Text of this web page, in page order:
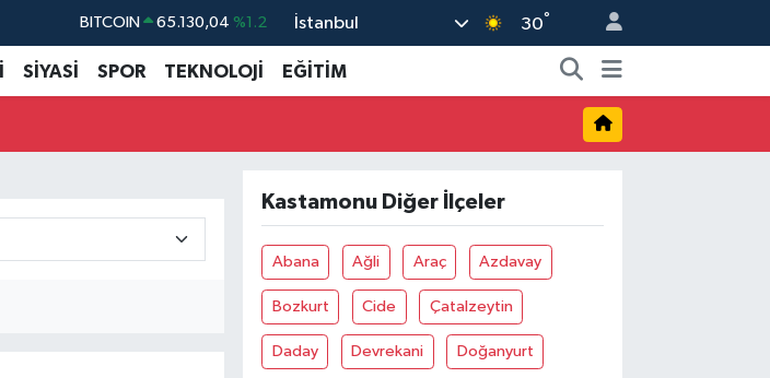
BITCOIN 65.130,04 %1.2
EURO 55,0265 %0.01
%64
İstanbul 30°
SİYASİ SPOR TEKNOLOJİ EĞİTİM
Kastamonu Diğer İlçeler
Abana Ağli Araç Azdavay
Bozkurt Cide Çatalzeytin
Daday Devrekani Doğanyurt